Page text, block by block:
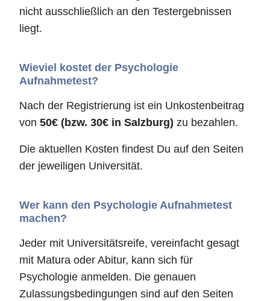
nicht ausschließlich an den Testergebnissen
liegt.
Wieviel kostet der Psychologie
Aufnahmetest?
Nach der Registrierung ist ein Unkostenbeitrag
von 50€ (bzw. 30€ in Salzburg) zu bezahlen.
Die aktuellen Kosten findest Du auf den Seiten
der jeweiligen Universität.
Wer kann den Psychologie Aufnahmetest
machen?
Jeder mit Universitätsreife, vereinfacht gesagt
mit Matura oder Abitur, kann sich für
Psychologie anmelden. Die genauen
Zulassungsbedingungen sind auf den Seiten